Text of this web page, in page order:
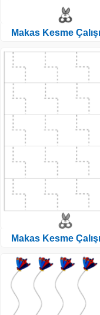
Makas Kesme
Makas Kesme